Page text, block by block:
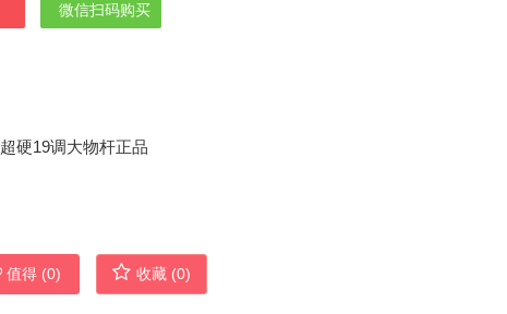
微信扫码购买
值得 (0) 收藏 (0)